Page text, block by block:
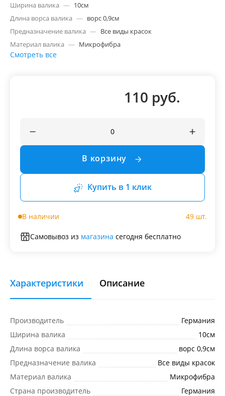
Ширина валика — 10см
Длина ворса валика — ворс 0,9см
Предназначение валика — Все виды красок
Материал валика — Микрофибра
Смотреть все
110 руб.
В корзину
Купить в 1 клик
В наличии 49 шт.
Самовывоз из магазина сегодня бесплатно
Характеристики Описание
Производитель
Германия
Ширина валика
10см
Длина ворса валика
ворс 0,9см
Предназначение валика
Все виды красок
Материал валика
Микрофибра
Страна производитель
Германия